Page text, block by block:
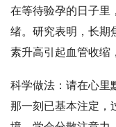
感染，若不慎生病，
在等待验孕的日子里，
绪。研究表明，长期
素升高引起血管收缩
宫内膜血流增加 40%
科学做法：请在心里
那一刻已基本注定，